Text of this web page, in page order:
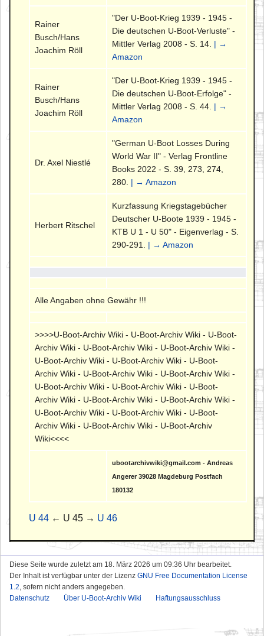
Rainer
Busch/Hans
Joachim Röll
"Der U-Boot-Krieg 1939 - 1945 -
Die deutschen U-Boot-Verluste" -
Mittler Verlag 2008 - S. 14. | →
Amazon
Rainer
Busch/Hans
Joachim Röll
"Der U-Boot-Krieg 1939 - 1945 -
Die deutschen U-Boot-Erfolge" -
Mittler Verlag 2008 - S. 44. | →
Amazon
Dr. Axel Niestlé
"German U-Boot Losses During
World War II" - Verlag Frontline
Books 2022 - S. 39, 273, 274,
280. | → Amazon
Herbert Ritschel
Kurzfassung Kriegstagebücher
Deutscher U-Boote 1939 - 1945 -
KTB U 1 - U 50" - Eigenverlag - S.
290-291. | → Amazon
Alle Angaben ohne Gewähr !!!
>>>>U-Boot-Archiv Wiki - U-Boot-Archiv Wiki - U-Boot-
Archiv Wiki - U-Boot-Archiv Wiki - U-Boot-Archiv Wiki -
U-Boot-Archiv Wiki - U-Boot-Archiv Wiki - U-Boot-
Archiv Wiki - U-Boot-Archiv Wiki - U-Boot-Archiv Wiki -
U-Boot-Archiv Wiki - U-Boot-Archiv Wiki - U-Boot-
Archiv Wiki - U-Boot-Archiv Wiki - U-Boot-Archiv Wiki -
U-Boot-Archiv Wiki - U-Boot-Archiv Wiki - U-Boot-
Archiv Wiki - U-Boot-Archiv Wiki - U-Boot-Archiv
Wiki<<<<
ubootarchivwiki@gmail.com - Andreas
Angerer 39028 Magdeburg Postfach
180132
U 44 ← U 45 → U 46
Diese Seite wurde zuletzt am 18. März 2026 um 09:36 Uhr bearbeitet.
Der Inhalt ist verfügbar unter der Lizenz GNU Free Documentation License
1.2, sofern nicht anders angegeben.
Datenschutz
Über U-Boot-Archiv Wiki Haftungsausschluss